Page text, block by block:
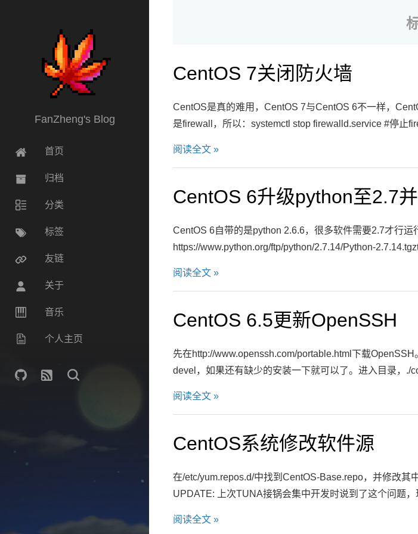
FanZheng's Blog
首页
归档
分类
标签
友链
关于
音乐
个人主页
CentOS 7关闭防火墙
CentOS是真的难用，CentOS 7与CentOS 6不一样，
是firewall，所以：systemctl stop firewalld.service #停止
阅读全文 »
CentOS 6升级python至2.7
CentOS 6自带的是python 2.6.6，很多软件需要2.7才行
https://www.python.org/ftp/python/2.7.14/Python-
阅读全文 »
CentOS 6.5更新OpenSSH
先在http://www.openssh.com/portable.html下载
devel，如果还有缺少的安装一下就可以了。进入目录，./
阅读全文 »
CentOS系统修改软件源
在/etc/yum.repos.d/中找到CentOS-Base.repo，并修改其
UPDATE: 上次TUNA接锅会集中开发时说到了这个问题
阅读全文 »